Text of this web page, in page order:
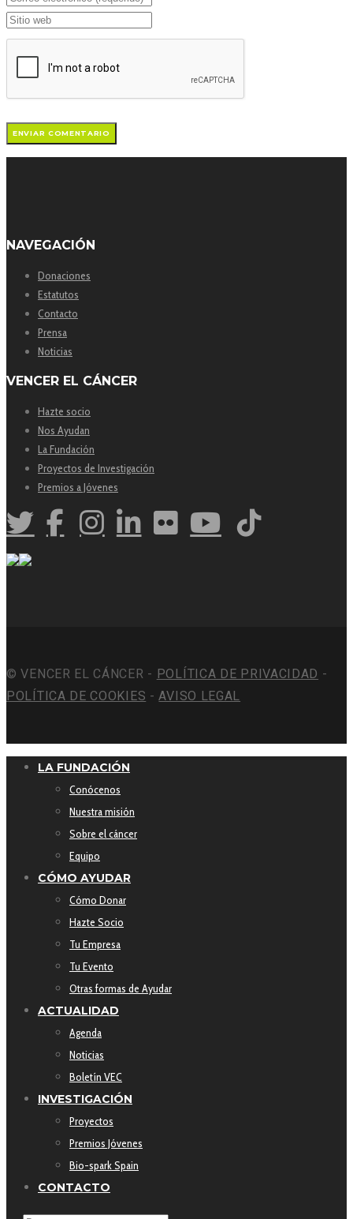
NAVEGACIÓN
Donaciones
Estatutos
Contacto
Prensa
Noticias
VENCER EL CÁNCER
Hazte socio
Nos Ayudan
La Fundación
Proyectos de Investigación
Premios a Jóvenes
© VENCER EL CÁNCER - POLÍTICA DE PRIVACIDAD -
POLÍTICA DE COOKIES -AVISO LEGAL
LA FUNDACIÓN
Conócenos
Nuestra misión
Sobre el cáncer
Equipo
CÓMO AYUDAR
Cómo Donar
Hazte Socio
Tu Empresa
Tu Evento
Otras formas de Ayudar
ACTUALIDAD
Agenda
Noticias
Boletín VEC
INVESTIGACIÓN
Proyectos
Premios Jóvenes
Bio-spark Spain
CONTACTO